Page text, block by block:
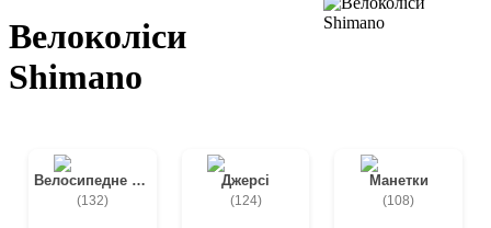
Велоколіси
Shimano
Велосипедне взуття
(132)
Джерсі
(124)
Манетки
(108)